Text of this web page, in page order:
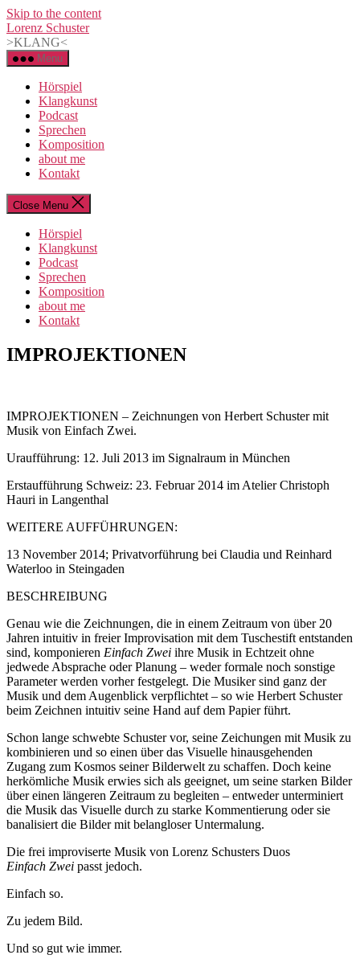
Skip to the content
Lorenz Schuster
>KLANG<
Menu
Hörspiel
Klangkunst
Podcast
Sprechen
Komposition
about me
Kontakt
Close Menu
Hörspiel
Klangkunst
Podcast
Sprechen
Komposition
about me
Kontakt
Categories
IMPROJEKTIONEN
IMPROJEKTIONEN – Zeichnungen von Herbert Schuster mit
Musik von Einfach Zwei.
Uraufführung: 12. Juli 2013 im Signalraum in München
Erstaufführung Schweiz: 23. Februar 2014 im Atelier Christoph
Hauri in Langenthal
WEITERE AUFFÜHRUNGEN:
13 November 2014; Privatvorführung bei Claudia und Reinhard
Waterloo in Steingaden
BESCHREIBUNG
Genau wie die Zeichnungen, die in einem Zeitraum von über 20
Jahren intuitiv in freier Improvisation mit dem Tuschestift entstanden
sind, komponieren Einfach Zwei ihre Musik in Echtzeit ohne
jedwede Absprache oder Planung – weder formale noch sonstige
Parameter werden vorher festgelegt. Die Musiker sind ganz der
Musik und dem Augenblick verpflichtet – so wie Herbert Schuster
beim Zeichnen intuitiv seine Hand auf dem Papier führt.
Schon lange schwebte Schuster vor, seine Zeichungen mit Musik zu
kombinieren und so einen über das Visuelle hinausgehenden
Zugang zum Kosmos seiner Bilderwelt zu schaffen. Doch keine
herkömliche Musik erwies sich als geeignet, um seine starken Bilder
über einen längeren Zeitraum zu begleiten – entweder unterminiert
die Musik das Visuelle durch zu starke Kommentierung oder sie
banalisiert die Bilder mit belangloser Untermalung.
Die frei improviserte Musik von Lorenz Schusters Duos
Einfach Zwei passt jedoch.
Einfach so.
Zu jedem Bild.
Und so gut wie immer.